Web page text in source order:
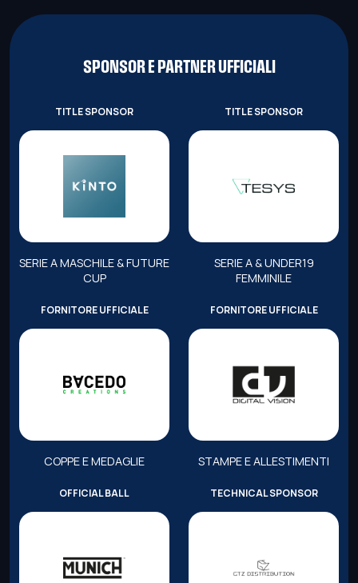
SPONSOR E PARTNER UFFICIALI
TITLE SPONSOR
SERIE A MASCHILE & FUTURE
CUP
TITLE SPONSOR
SERIE A & UNDER19
FEMMINILE
FORNITORE UFFICIALE
COPPE E MEDAGLIE
FORNITORE UFFICIALE
STAMPE E ALLESTIMENTI
OFFICIAL BALL TECHNICAL SPONSOR